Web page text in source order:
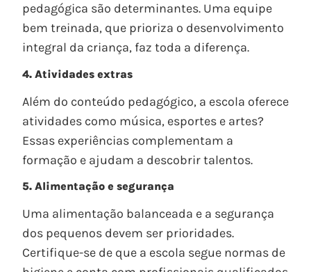
pedagógica são determinantes. Uma equipe
bem treinada, que prioriza o desenvolvimento
integral da criança, faz toda a diferença.
4. Atividades extras
Além do conteúdo pedagógico, a escola oferece
atividades como música, esportes e artes?
Essas experiências complementam a
formação e ajudam a descobrir talentos.
5. Alimentação e segurança
Uma alimentação balanceada e a segurança
dos pequenos devem ser prioridades.
Certifique-se de que a escola segue normas de